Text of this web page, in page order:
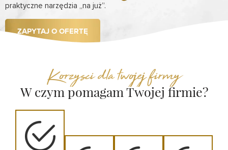
praktyczne narzędzia „na już”.
ZAPYTAJ O OFERTĘ
Korzysci dla twojej firmy
W czym pomagam Twojej firmie?